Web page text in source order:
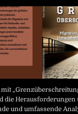
mit
die Herausforderungen
und umfassende